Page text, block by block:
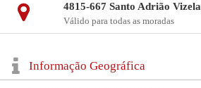
4815-667 Santo Adrião Vizela
Válido para todas as moradas
Informação Geográfica